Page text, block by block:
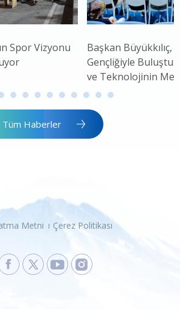
Spor Vizyonu
Başkan Büyükkılıç,
Gençliğiyle Buluştu:
ve Teknolojinin
Tüm Haberler
Metni Çerez Politikası